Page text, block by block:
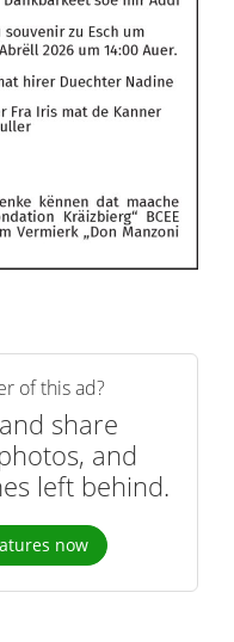
of this ad?
share
and
left behind.
now